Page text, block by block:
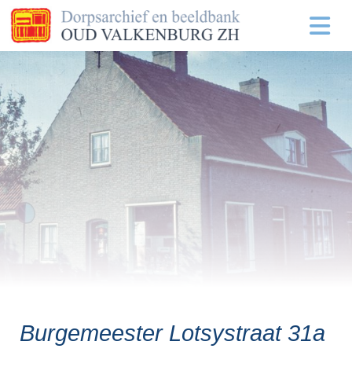
Burgemeester Lotsystraat 31a